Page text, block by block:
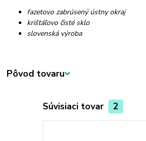
fazetovo zabrúsený ústny okraj
krištáľovo čisté sklo
slovenská výroba
Pôvod tovaru
Súvisiaci tovar 2